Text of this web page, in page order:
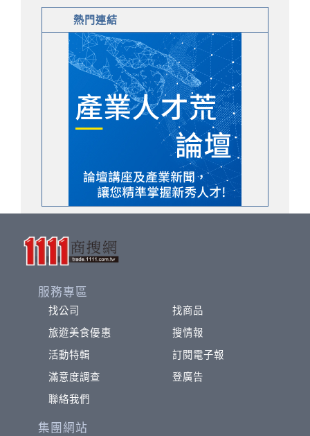
熱門連結
服務專區
找公司
找商品
旅遊美食優惠
搜情報
活動特輯
訂閱電子報
滿意度調查
登廣告
聯絡我們
集團網站